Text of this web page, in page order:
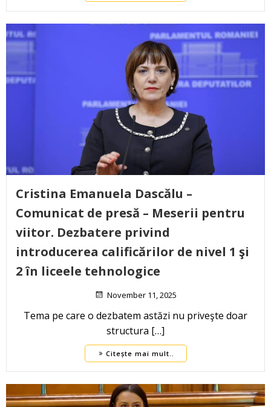
Cristina Emanuela Dascălu –
Comunicat de presă – Meserii pentru
viitor. Dezbatere privind
introducerea calificărilor de nivel 1 şi
2 în liceele tehnologice
November 11, 2025
Tema pe care o dezbatem astăzi nu priveşte doar
structura […]
Citește mai mult..